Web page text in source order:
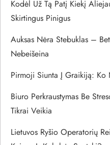
a
t
a
r
p
Kodėl Už Tą Patį Kiekį
Skirtingus Pinigus
Auksas Nėra Stebuklas –
Nebeišeina
Pirmoji Siunta Į Graikiją: Ko
Biuro Perkraustymas Be
Tikrai Veikia
Lietuvos Ryšio Operatorių